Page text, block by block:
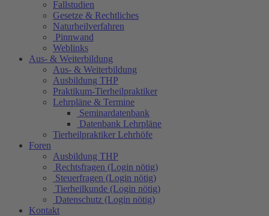
Fallstudien
Gesetze & Rechtliches
Naturheilverfahren
Pinnwand
Weblinks
Aus- & Weiterbildung
Aus- & Weiterbildung
Ausbildung THP
Praktikum-Tierheilpraktiker
Lehrpläne & Termine
Seminardatenbank
Datenbank Lehrpläne
Tierheilpraktiker Lehrhöfe
Foren
Ausbildung THP
Rechtsfragen (Login nötig)
Steuerfragen (Login nötig)
Tierheilkunde (Login nötig)
Datenschutz (Login nötig)
Kontakt